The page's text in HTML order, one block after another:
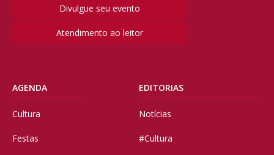
Divulgue seu evento
Atendimento ao leitor
AGENDA
Cultura
Festas
EDITORIAS
Notícias
#Cultura